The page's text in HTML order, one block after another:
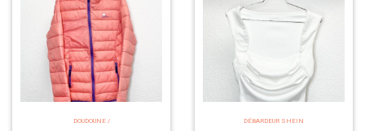
DOUDOUNE /
DÉBARDEUR SHEIN